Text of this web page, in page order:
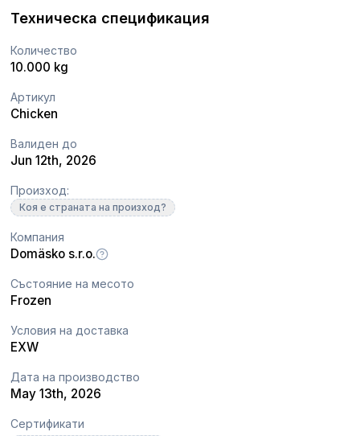
Техническа спецификация
Количество
10.000 kg
Артикул
Chicken
Валиден до
Jun 12th, 2026
Произход:
Коя е страната на произход?
Компания
Domäsko s.r.o.
Състояние на месото
Frozen
Условия на доставка
EXW
Дата на производство
May 13th, 2026
Сертификати